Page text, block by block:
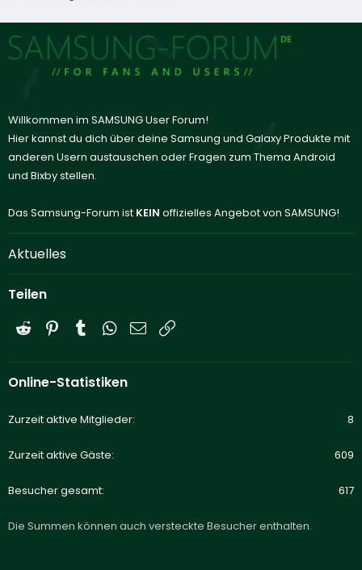
Willkommen im SAMSUNG User Forum!
Hier kannst du dich über deine Samsung und Galaxy Produkte mit
anderen Usern austauschen oder Fragen zum Thema Android
und Bixby stellen.
Das Samsung-Forum ist KEIN offizielles Angebot von SAMSUNG!
Aktuelles
Teilen
Reddit PinterestTumblrWhatsApp
E-Mail
Online-Statistiken
Zurzeit aktive Mitglieder 8
Zurzeit aktive Gäste 609
Besucher gesamt 617
Die Summen können auch versteckte Besucher enthalten.